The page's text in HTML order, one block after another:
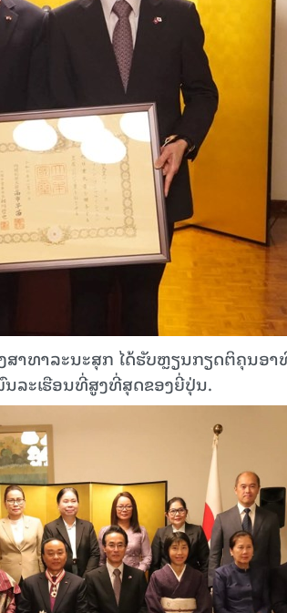
າທາລະນະສຸກ ໄດ້ຮັບຫຼຽນກຽດຕິຄຸນອາ
ລະເຮືອນທີ່ສູງທີ່ສຸດຂອງຍີ່ປຸ່ນ.